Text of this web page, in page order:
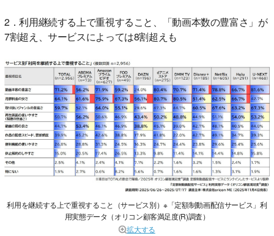
2．利用継続する上で重視すること、「動画本数の豊富さ」が
7割超え、サービスによっては8割超えも
利用を継続する上で重視すること（サービス別）※「定額制動画配信サービス」利
用実態データ（オリコン顧客満足度(R)調査）
拡大する